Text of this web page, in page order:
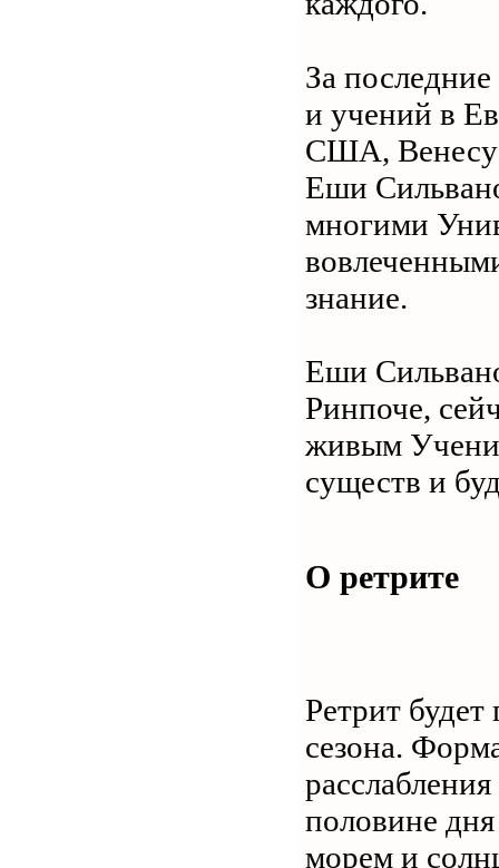
За
и учений в
США,
Еши
многими
знание.
Еши
Ринпоче,
живым
существ и
О ретрите
Ретрит будет
сезона.
половине
морем и